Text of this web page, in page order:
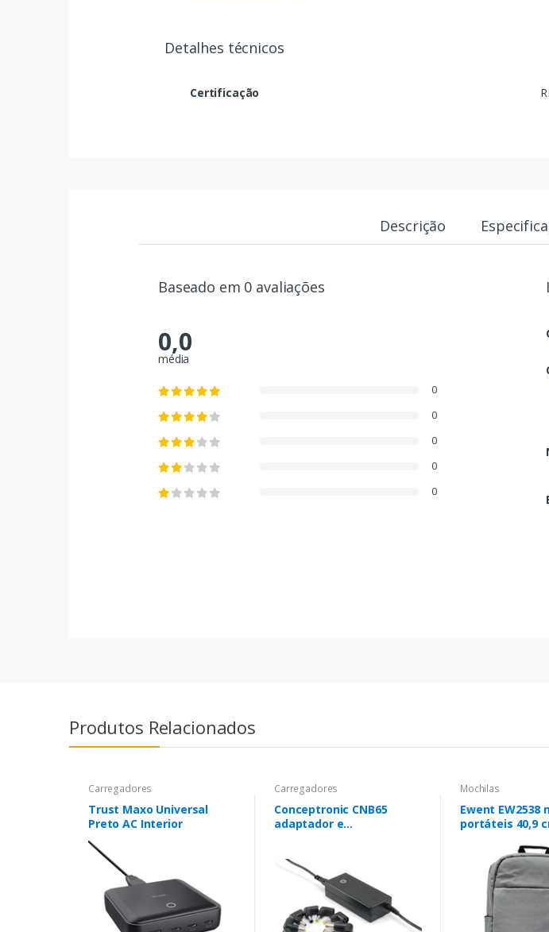
Detalhes técnicos
Certificação
Descrição
Baseado em 0 avaliações
0,0
média
0
0
0
0
0
Produtos Relacionados
Carregadores
Trust Maxo Universal
Preto AC Interior
Carregadores
Conceptronic CNB65
adaptador e
Mochilas
Ewent EW2538
portáteis 40,9